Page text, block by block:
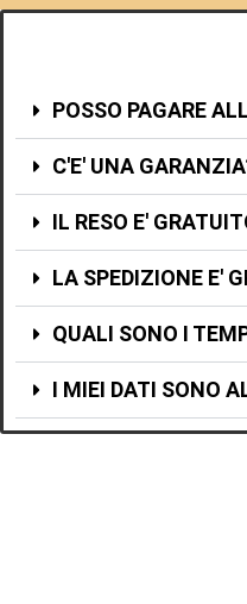
POSSO PAGARE
C'E' UNA
IL RESO E'
LA SPEDIZIONE E'
QUALI SONO I
I MIEI DATI SONO